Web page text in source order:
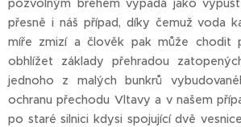
pozvolným břehem vypadá jako
přesně i náš případ, díky čemuž voda
míře zmizí a člověk pak může chodit
obhlížet základy přehradou
jednoho z malých bunkrů
ochranu přechodu Vltavy a v našem
po staré silnici kdysi spojující dvě